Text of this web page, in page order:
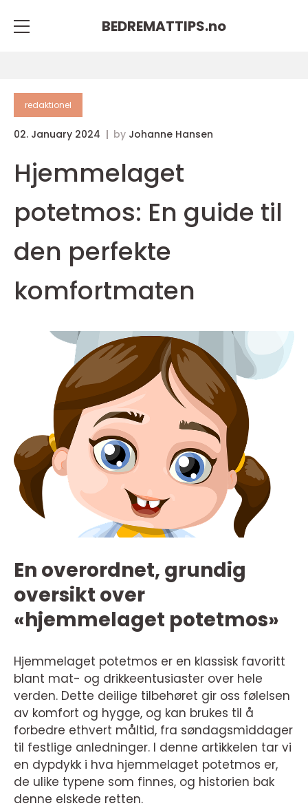
BEDREMATTIPS.no
redaktionel
02. January 2024 by Johanne Hansen
Hjemmelaget
potetmos: En guide til
den perfekte
komfortmaten
En overordnet, grundig
oversikt over
«hjemmelaget potetmos»
Hjemmelaget potetmos er en klassisk favoritt
blant mat- og drikkeentusiaster over hele
verden. Dette deilige tilbehøret gir oss følelsen
av komfort og hygge, og kan brukes til å
forbedre ethvert måltid, fra søndagsmiddager
til festlige anledninger. I denne artikkelen tar vi
en dypdykk i hva hjemmelaget potetmos er,
de ulike typene som finnes, og historien bak
denne elskede retten.